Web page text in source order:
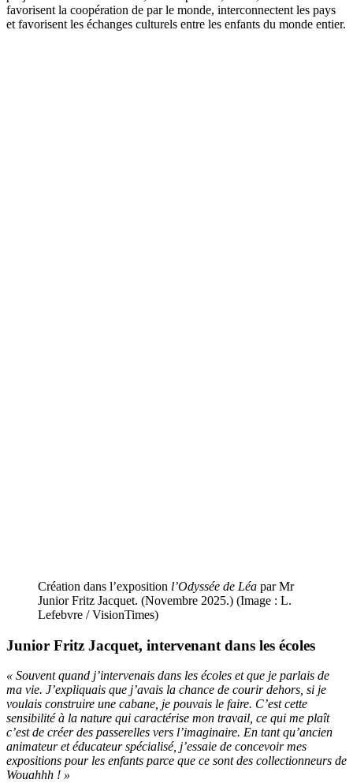
favorisent la coopération de par le monde, interconnectent les pays
et favorisent les échanges culturels entre les enfants du monde entier.
Création dans l’exposition l’Odyssée de Léa par Mr
Junior Fritz Jacquet. (Novembre 2025.) (Image : L.
Lefebvre / VisionTimes)
Junior Fritz Jacquet, intervenant dans les écoles
« Souvent quand j’intervenais dans les écoles et que je parlais de
ma vie. J’expliquais que j’avais la chance de courir dehors, si je
voulais construire une cabane, je pouvais le faire. C’est cette
sensibilité à la nature qui caractérise mon travail, ce qui me plaît
c’est de créer des passerelles vers l’imaginaire. En tant qu’ancien
animateur et éducateur spécialisé, j’essaie de concevoir mes
expositions pour les enfants parce que ce sont des collectionneurs de
Wouahhh ! »